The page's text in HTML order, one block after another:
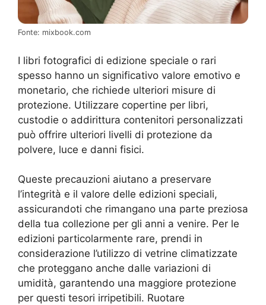
Fonte: mixbook.com
I libri fotografici di edizione speciale o rari
spesso hanno un significativo valore emotivo e
monetario, che richiede ulteriori misure di
protezione. Utilizzare copertine per libri,
custodie o addirittura contenitori personalizzati
può offrire ulteriori livelli di protezione da
polvere, luce e danni fisici.
Queste precauzioni aiutano a preservare
l’integrità e il valore delle edizioni speciali,
assicurandoti che rimangano una parte preziosa
della tua collezione per gli anni a venire. Per le
edizioni particolarmente rare, prendi in
considerazione l’utilizzo di vetrine climatizzate
che proteggano anche dalle variazioni di
umidità, garantendo una maggiore protezione
per questi tesori irripetibili. Ruotare